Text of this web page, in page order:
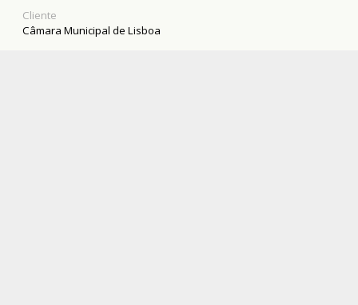
exteriores foram por nós requalificados.
Cliente
Câmara Municipal de Lisboa